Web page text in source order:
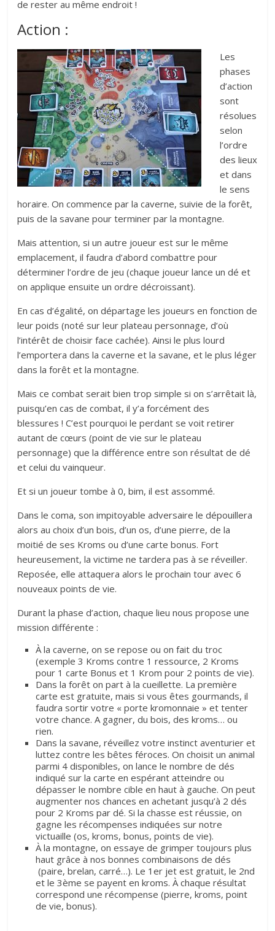
de rester au même endroit !
Action :
Les
phases
d’action
sont
résolues
selon
l’ordre
des lieux
et dans
le sens
horaire. On commence par la caverne, suivie de la forêt,
puis de la savane pour terminer par la montagne.
Mais attention, si un autre joueur est sur le même
emplacement, il faudra d’abord combattre pour
déterminer l’ordre de jeu (chaque joueur lance un dé et
on applique ensuite un ordre décroissant).
En cas d’égalité, on départage les joueurs en fonction de
leur poids (noté sur leur plateau personnage, d’où
l’intérêt de choisir face cachée). Ainsi le plus lourd
l’emportera dans la caverne et la savane, et le plus léger
dans la forêt et la montagne.
Mais ce combat serait bien trop simple si on s’arrêtait là,
puisqu’en cas de combat, il y’a forcément des
blessures ! C’est pourquoi le perdant se voit retirer
autant de cœurs (point de vie sur le plateau
personnage) que la différence entre son résultat de dé
et celui du vainqueur.
Et si un joueur tombe à 0, bim, il est assommé.
Dans le coma, son impitoyable adversaire le dépouillera
alors au choix d’un bois, d’un os, d’une pierre, de la
moitié de ses Kroms ou d’une carte bonus. Fort
heureusement, la victime ne tardera pas à se réveiller.
Reposée, elle attaquera alors le prochain tour avec 6
nouveaux points de vie.
Durant la phase d’action, chaque lieu nous propose une
mission différente :
À la caverne, on se repose ou on fait du troc
(exemple 3 Kroms contre 1 ressource, 2 Kroms
pour 1 carte Bonus et 1 Krom pour 2 points de vie).
Dans la forêt on part à la cueillette. La première
carte est gratuite, mais si vous êtes gourmands, il
faudra sortir votre « porte kromonnaie » et tenter
votre chance. A gagner, du bois, des kroms… ou
rien.
Dans la savane, réveillez votre instinct aventurier et
luttez contre les bêtes féroces. On choisit un animal
parmi 4 disponibles, on lance le nombre de dés
indiqué sur la carte en espérant atteindre ou
dépasser le nombre cible en haut à gauche. On peut
augmenter nos chances en achetant jusqu’à 2 dés
pour 2 Kroms par dé. Si la chasse est réussie, on
gagne les récompenses indiquées sur notre
victuaille (os, kroms, bonus, points de vie).
À la montagne, on essaye de grimper toujours plus
haut grâce à nos bonnes combinaisons de dés
(paire, brelan, carré…). Le 1er jet est gratuit, le 2nd
et le 3ème se payent en kroms. À chaque résultat
correspond une récompense (pierre, kroms, point
de vie, bonus).